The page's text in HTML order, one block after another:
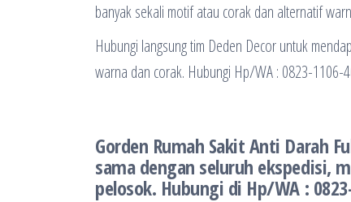
banyak sekali motif atau corak dan alternatif
Hubungi langsung tim Deden Decor untuk
warna dan corak. Hubungi Hp/WA : 0823-1106-
Gorden Rumah Sakit Anti Darah
sama dengan seluruh ekspedisi,
pelosok. Hubungi di Hp/WA :